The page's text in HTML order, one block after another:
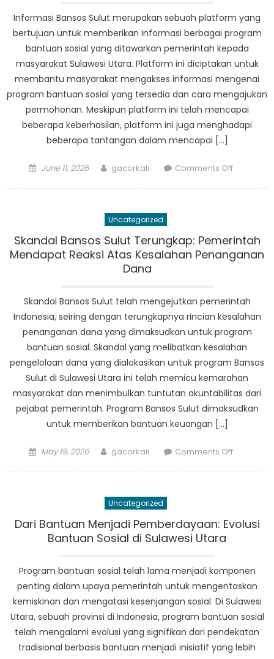
Datanya
Informasi Bansos Sulut merupakan sebuah platform yang
bertujuan untuk memberikan informasi berbagai program
bantuan sosial yang ditawarkan pemerintah kepada
masyarakat Sulawesi Utara. Platform ini diciptakan untuk
membantu masyarakat mengakses informasi mengenai
program bantuan sosial yang tersedia dan cara mengajukan
permohonan. Meskipun platform ini telah mencapai
beberapa keberhasilan, platform ini juga menghadapi
beberapa tantangan dalam mencapai […]
Posted
June 11, 2026 Author
gacorkali Comments Offon
of
Informasi
Uncategorized
Skandal Bansos Sulut Terungkap: Pemerintah
Mendapat Reaksi Atas Kesalahan Penanganan
Dana
Skandal Bansos Sulut telah mengejutkan pemerintah
Indonesia, seiring dengan terungkapnya rincian kesalahan
penanganan dana yang dimaksudkan untuk program
bantuan sosial. Skandal yang melibatkan kesalahan
pengelolaan dana yang dialokasikan untuk program Bansos
Sulut di Sulawesi Utara ini telah memicu kemarahan
masyarakat dan menimbulkan tuntutan akuntabilitas dari
pejabat pemerintah. Program Bansos Sulut dimaksudkan
untuk memberikan bantuan keuangan […]
Posted
May 19, 2026 Author
gacorkali Comments Offon
Dana
Uncategorized
Dari Bantuan Menjadi Pemberdayaan: Evolusi
Bantuan Sosial di Sulawesi Utara
Program bantuan sosial telah lama menjadi komponen
penting dalam upaya pemerintah untuk mengentaskan
kemiskinan dan mengatasi kesenjangan sosial. Di Sulawesi
Utara, sebuah provinsi di Indonesia, program bantuan sosial
telah mengalami evolusi yang signifikan dari pendekatan
tradisional berbasis bantuan menjadi inisiatif yang lebih